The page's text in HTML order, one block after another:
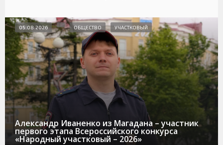
Александр Иваненко из Магадана – участник
первого этапа Всероссийского конкурса
«Народный участковый – 2026»
05.08.2026 ОБЩЕСТВО УЧАСТКОВЫЙ